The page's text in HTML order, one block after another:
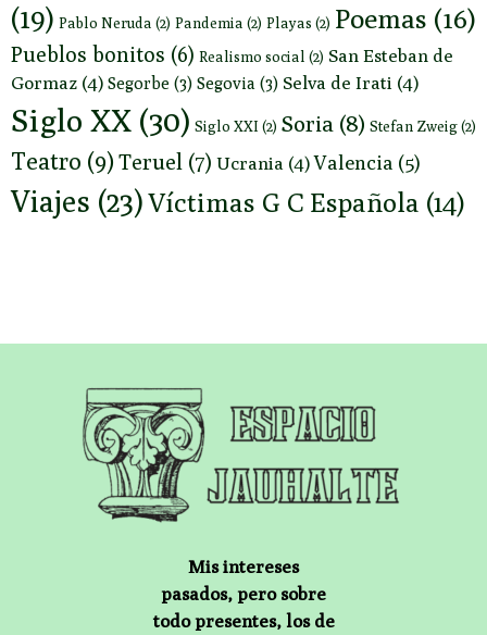
(19) Pablo Neruda (2) Pandemia (2) Playas (2) Poemas (16)
Pueblos bonitos (6) Realismo social (2) San Esteban de
Gormaz (4) Segorbe (3) Segovia (3) Selva de Irati (4)
Siglo XX (30) Siglo XXI (2) Soria (8) Stefan Zweig(2)
Teatro (9) Teruel (7) Ucrania (4) Valencia (5)
Viajes (23)Víctimas G C Española (14)
Mis intereses
pasados, pero sobre
todo presentes, los de